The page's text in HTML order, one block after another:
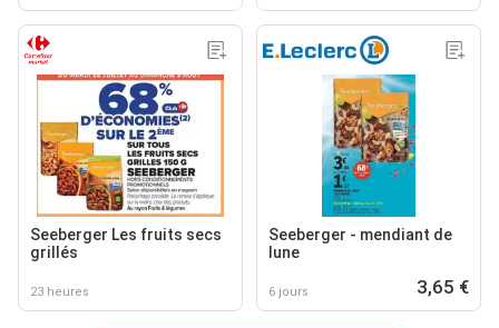
Seeberger Les fruits secs
grillés
23 heures
Seeberger - mendiant de
lune
6 jours 3,65 €